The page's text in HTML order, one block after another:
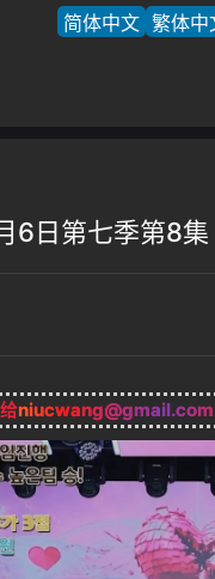
简体中文 繁体中
日第七季第8集
niucwang@gmail.com